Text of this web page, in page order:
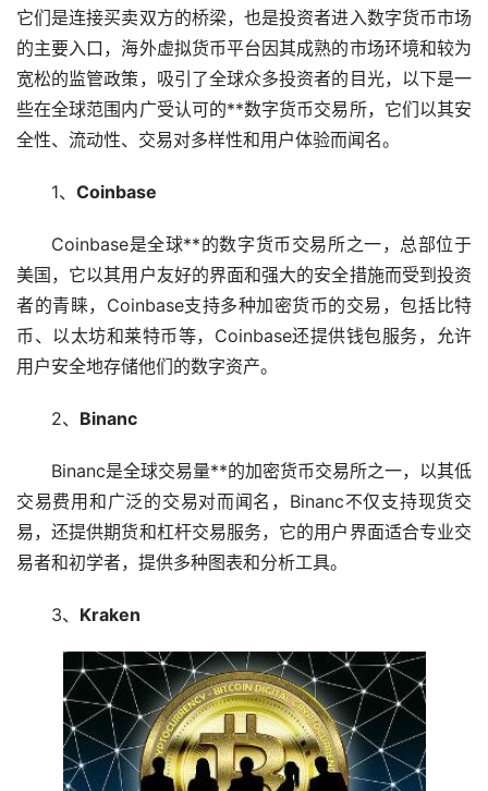
它们是连接买卖双方的桥梁，也是投资者进入数字货币市场
的主要入口，海外虚拟货币平台因其成熟的市场环境和较为
宽松的监管政策，吸引了全球众多投资者的目光，以下是一
些在全球范围内广受认可的**数字货币交易所，它们以其安
全性、流动性、交易对多样性和用户体验而闻名。
1、 Coinbase
Coinbase是全球**的数字货币交易所之一，总部位于
美国，它以其用户友好的界面和强大的安全措施而受到投资
者的青睐，Coinbase支持多种加密货币的交易，包括比特
币、 以太坊和莱特币等，Coinbase还提供钱包服务，允许
用户安全地存储他们的数字资产。
2、 Binanc
Binanc是全球交易量**的加密货币交易所之一，以其低
交易费用和广泛的交易对而闻名，Binanc不仅支持现货交
易，还提供期货和杠杆交易服务，它的用户界面适合专业交
易者和初学者，提供多种图表和分析工具。
3、 Kraken